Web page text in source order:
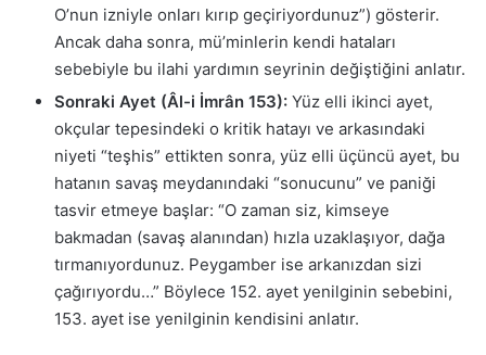
O’nun izniyle onları kırıp geçiriyordunuz”) gösterir.
Ancak daha sonra, mü’minlerin kendi hataları
sebebiyle bu ilahi yardımın seyrinin değiştiğini anlatır.
Sonraki Ayet (Âl-i İmrân 153): Yüz elli ikinci ayet,
okçular tepesindeki o kritik hatayı ve arkasındaki
niyeti “teşhis” ettikten sonra, yüz elli üçüncü ayet, bu
hatanın savaş meydanındaki “sonucunu” ve paniği
tasvir etmeye başlar: “O zaman siz, kimseye
bakmadan (savaş alanından) hızla uzaklaşıyor, dağa
tırmanıyordunuz. Peygamber ise arkanızdan sizi
çağırıyordu…” Böylece 152. ayet yenilginin sebebini,
153. ayet ise yenilginin kendisini anlatır.